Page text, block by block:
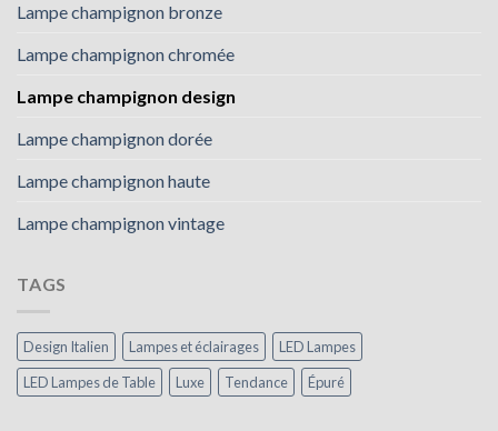
Lampe champignon bronze
Lampe champignon chromée
Lampe champignon design
Lampe champignon dorée
Lampe champignon haute
Lampe champignon vintage
TAGS
Design Italien Lampes et éclairages
LED Lampes
LED Lampes de Table
Luxe Tendance Épuré